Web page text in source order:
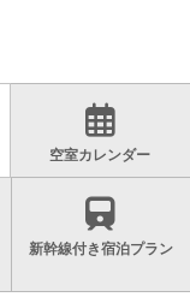
空室カレンダー
新幹線付き宿泊プラン